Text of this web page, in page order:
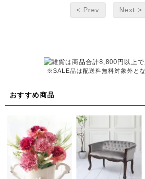
< Prev Next >
※SALE品は配送料無料対象外とな
おすすめ商品